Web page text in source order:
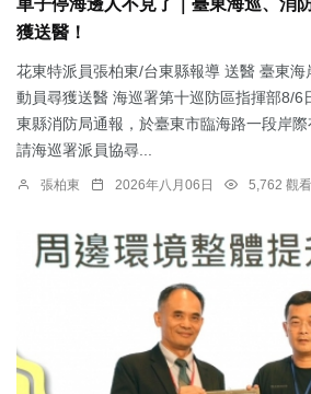
車子停海邊人不見了｜臺東海巡、消
獲送醫！
花東特派員張柏東/台東縣報導 送醫 臺東
動員尋獲送醫 海巡署第十巡防區指揮部8/6
東縣消防局通報，於臺東市臨海路一段岸際
請海巡署派員協尋...
張柏東 2026年八月06日 5,762 觀看